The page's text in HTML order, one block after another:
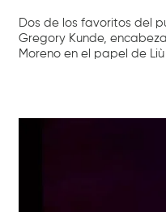
Dos de los favoritos del
Gregory Kunde,
Moreno en el papel de Liù